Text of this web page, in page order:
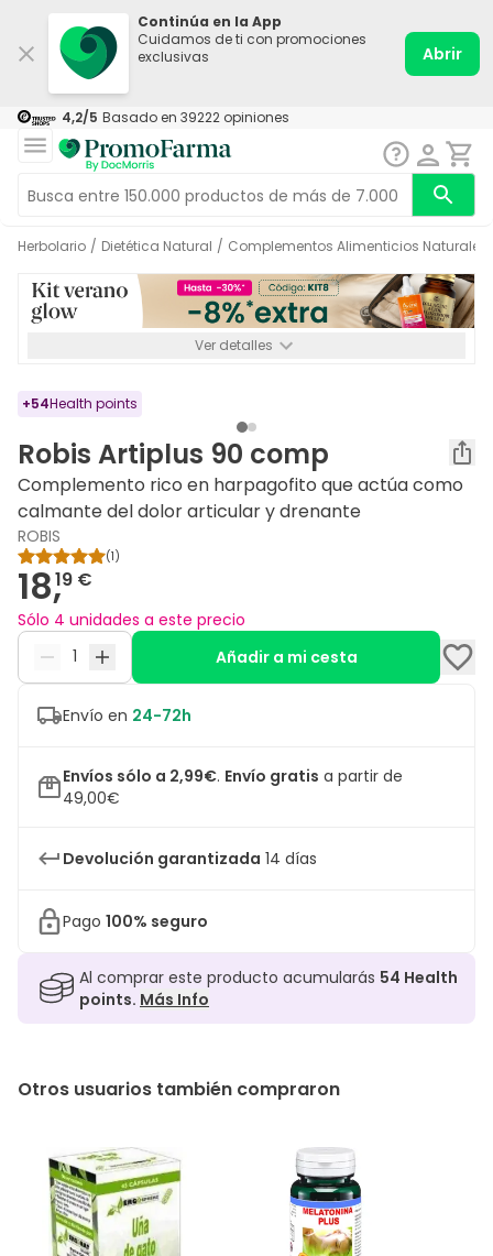
Continúa en la App
Cuidamos de ti con promociones
exclusivas
Abrir
4,2/5 Basado en 39222 opiniones
Herbolario / Dietética Natural / Complementos Alimenticios Naturales
Ver detalles
+54Health points
Robis Artiplus 90 comp
Complemento rico en harpagofito que actúa como
calmante del dolor articular y drenante
ROBIS
(1)
18,19 €
Sólo 4 unidades a este precio
Añadir a mi cesta
Envío en 24-72h
Envíos sólo a 2,99€. Envío gratis a partir de
49,00€
Devolución garantizada 14 días
Pago 100% seguro
Al comprar este producto acumularás 54 Health
points. Más Info
Otros usuarios también compraron